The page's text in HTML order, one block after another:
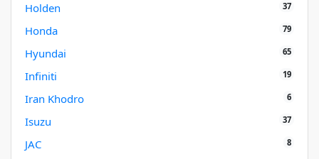
Holden 37
Honda 79
Hyundai 65
Infiniti 19
Iran Khodro 6
Isuzu 37
JAC 8